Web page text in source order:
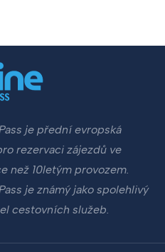
je přední evropská
rezervaci zájezdů ve
než 10letým provozem.
je známý jako spolehlivý
cestovních služeb.